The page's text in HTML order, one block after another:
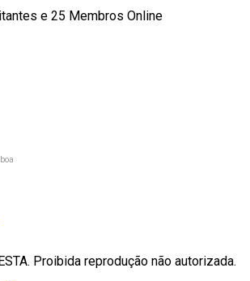
e 25 Membros Online
Proibida reprodução não autorizada.